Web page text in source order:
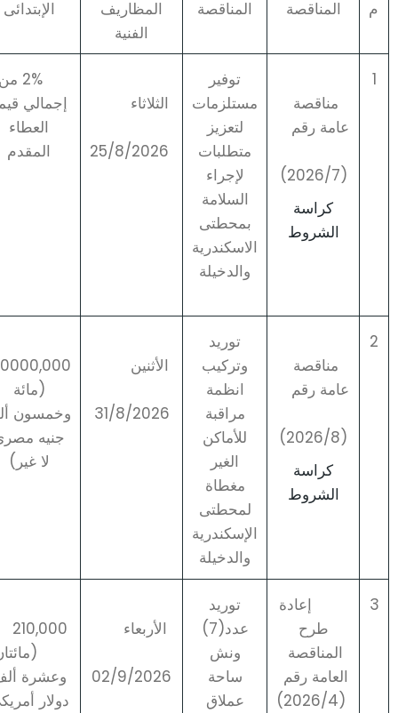
م
المناقصة
المناقصة
المظاريف
الفنية
الإبتدائى
1
مناقصة
عامة رقم
(2026/7)
كراسة
الشروط
توفير
مستلزمات
لتعزيز
متطلبات
لإجراء
السلامة
بمحطتى
الاسكندرية
والدخيلة
الثلاثاء
2%
إجمالي
العطاء
المقدم
2
مناقصة
عامة رقم
(2026/8)
كراسة
الشروط
توريد
وتركيب
انظمة
مراقبة
للأماكن
الغير
مغطاة
لمحطتى
الإسكندرية
والدخيلة
الأثنين
31/8/2026
(مائة
وخمسون
جنيه
لا غير)
3
إعادة
طرح
المناقصة
العامة رقم
(2026/4)
توريد
عدد(7)
ونش
ساحة
عملاق
الأربعاء
02/9/2026
وعشرة
دولار